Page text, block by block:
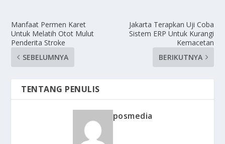
Manfaat Permen Karet
Untuk Melatih Otot Mulut
Penderita Stroke
SEBELUMNYA
Jakarta Terapkan Uji Coba
Sistem ERP Untuk Kurangi
Kemacetan
BERIKUTNYA
TENTANG PENULIS
posmedia